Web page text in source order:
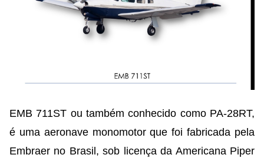
EMB 711ST ou também conhecido como PA-28RT,
é uma aeronave monomotor que foi fabricada pela
Embraer no Brasil, sob licença da Americana Piper